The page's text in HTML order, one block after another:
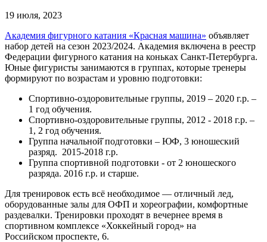
19 июля, 2023
Академия фигурного катания «Красная машина» объявляет
набор детей на сезон 2023/2024. Академия включена в реестр
Федерации фигурного катания на коньках Санкт-Петербурга.
Юные фигуристы занимаются в группах, которые тренеры
формируют по возрастам и уровню подготовки:
Спортивно-оздоровительные группы, 2019 – 2020 г.р. –
1 год обучения.
Спортивно-оздоровительные группы, 2012 - 2018 г.р. –
1, 2 год обучения.
Группа начальной̆ подготовки – ЮФ, 3 юношеский
разряд. 2015-2018 г.р.
Группа спортивной подготовки - от 2 юношеского
разряда. 2016 г.р. и старше.
Для тренировок есть всё необходимое — отличный лед,
оборудованные залы для ОФП и хореографии, комфортные
раздевалки. Тренировки проходят в вечернее время в
спортивном комплексе «Хоккейный город» на
Российском проспекте, 6.